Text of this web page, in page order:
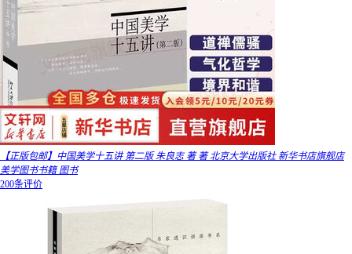
【正版包邮】中国美学十五讲 第二版 朱良志 著 著 北京大学出版社 新华书店旗舰店
美学图书书籍 图书
200条评价